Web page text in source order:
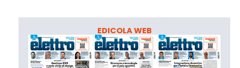
EDICOLA WEB